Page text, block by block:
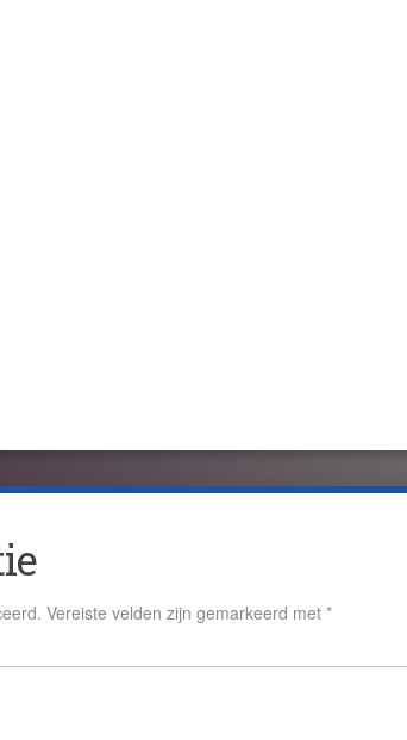
Vereiste velden zijn gemarkeerd met *